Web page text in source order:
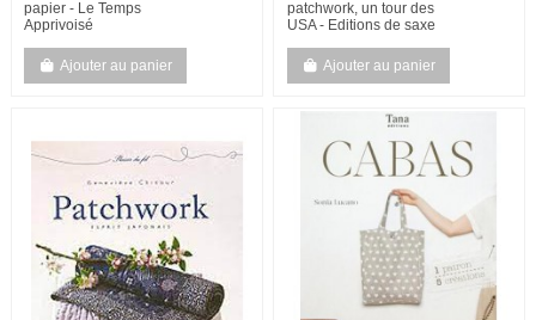
papier - Le Temps
Apprivoisé
Ajouter au panier
patchwork, un tour des
USA - Editions de saxe
Ajouter au panier